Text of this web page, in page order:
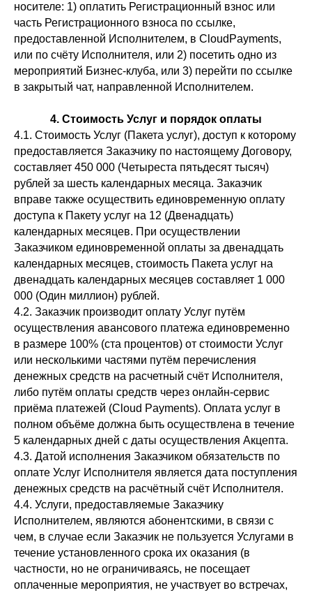
носителе: 1) оплатить Регистрационный взнос или
часть Регистрационного взноса по ссылке,
предоставленной Исполнителем, в CloudPayments,
или по счёту Исполнителя, или 2) посетить одно из
мероприятий Бизнес-клуба, или 3) перейти по ссылке
в закрытый чат, направленной Исполнителем.
4. Стоимость Услуг и порядок оплаты
4.1. Стоимость Услуг (Пакета услуг), доступ к которому
предоставляется Заказчику по настоящему Договору,
составляет 450 000 (Четыреста пятьдесят тысяч)
рублей за шесть календарных месяца. Заказчик
вправе также осуществить единовременную оплату
доступа к Пакету услуг на 12 (Двенадцать)
календарных месяцев. При осуществлении
Заказчиком единовременной оплаты за двенадцать
календарных месяцев, стоимость Пакета услуг на
двенадцать календарных месяцев составляет 1 000
000 (Один миллион) рублей.
4.2. Заказчик производит оплату Услуг путём
осуществления авансового платежа единовременно
в размере 100% (ста процентов) от стоимости Услуг
или несколькими частями путём перечисления
денежных средств на расчетный счёт Исполнителя,
либо путём оплаты средств через онлайн-сервис
приёма платежей (Cloud Payments). Оплата услуг в
полном объёме должна быть осуществлена в течение
5 календарных дней с даты осуществления Акцепта.
4.3. Датой исполнения Заказчиком обязательств по
оплате Услуг Исполнителя является дата поступления
денежных средств на расчётный счёт Исполнителя.
4.4. Услуги, предоставляемые Заказчику
Исполнителем, являются абонентскими, в связи с
чем, в случае если Заказчик не пользуется Услугами в
течение установленного срока их оказания (в
частности, но не ограничиваясь, не посещает
оплаченные мероприятия, не участвует во встречах,